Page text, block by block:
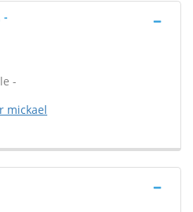
-
-
mickael